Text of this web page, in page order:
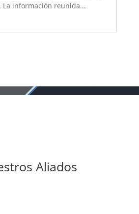
La información reunida...
Aliados